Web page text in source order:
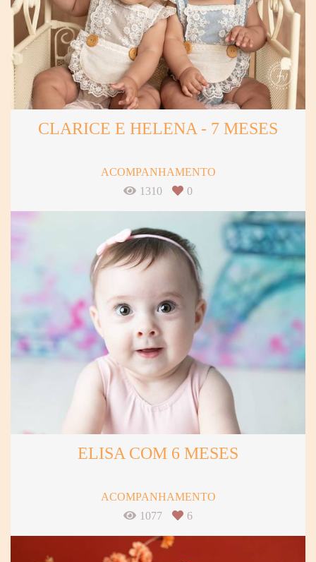
CLARICE E HELENA - 7 MESES
ACOMPANHAMENTO
1310
0
ELISA COM 6 MESES
ACOMPANHAMENTO
1077
6